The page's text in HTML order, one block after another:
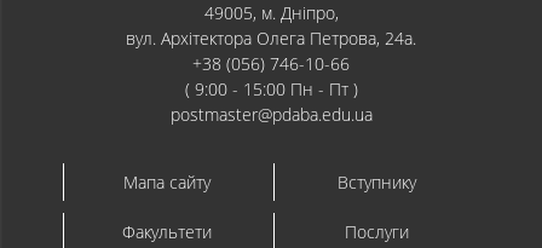
49005, м. Дніпро,
вул. Архітектора Олега Петрова, 24а.
+38 (056) 746-10-66
( 9:00 - 15:00 Пн - Пт )
postmaster@pdaba.edu.ua
Мапа сайту Вступнику
Факультети Послуги